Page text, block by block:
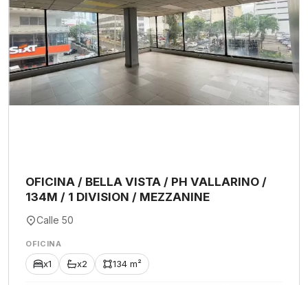
OFICINA / BELLA VISTA / PH VALLARINO /
134M / 1 DIVISION / MEZZANINE
Calle 50
OFICINA
x1 x2 134 m²